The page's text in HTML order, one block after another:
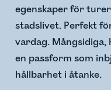
egenskaper för
stadslivet. Perfekt
vardag.
en passform som
hållbarhet i åtanke.